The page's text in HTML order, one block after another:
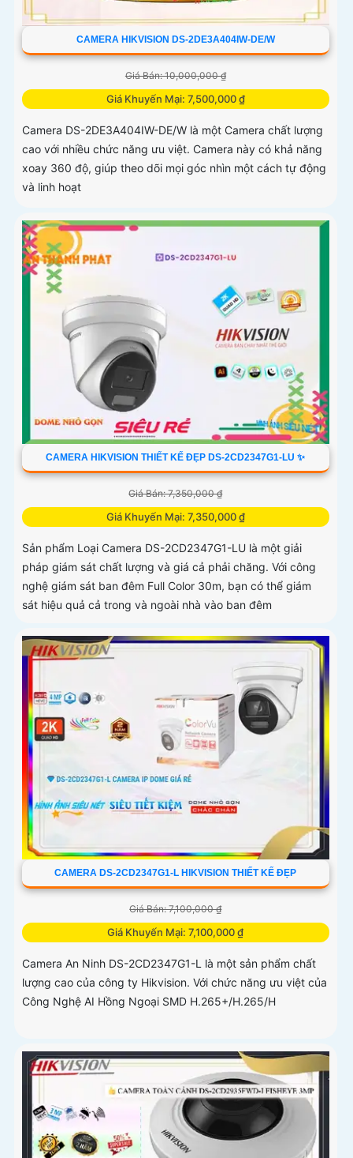
CAMERA HIKVISION DS-2DE3A404IW-DE/W
Giá Bán: 10,000,000 ₫
Giá Khuyến Mại: 7,500,000 ₫
Camera DS-2DE3A404IW-DE/W là một Camera chất lượng
cao với nhiều chức năng ưu việt. Camera này có khả năng
xoay 360 độ, giúp theo dõi mọi góc nhìn một cách tự động
và linh hoạt
CAMERA HIKVISION THIẾT KẾ ĐẸP DS-2CD2347G1-LU ✨
Giá Bán: 7,350,000 ₫
Giá Khuyến Mại: 7,350,000 ₫
Sản phẩm Loại Camera DS-2CD2347G1-LU là một giải
pháp giám sát chất lượng và giá cả phải chăng. Với công
nghệ giám sát ban đêm Full Color 30m, bạn có thể giám
sát hiệu quả cả trong và ngoài nhà vào ban đêm
CAMERA DS-2CD2347G1-L HIKVISION THIẾT KẾ ĐẸP
Giá Bán: 7,100,000 ₫
Giá Khuyến Mại: 7,100,000 ₫
Camera An Ninh DS-2CD2347G1-L là một sản phẩm chất
lượng cao của công ty Hikvision. Với chức năng ưu việt của
Công Nghệ AI Hồng Ngoại SMD H.265+/H.265/H